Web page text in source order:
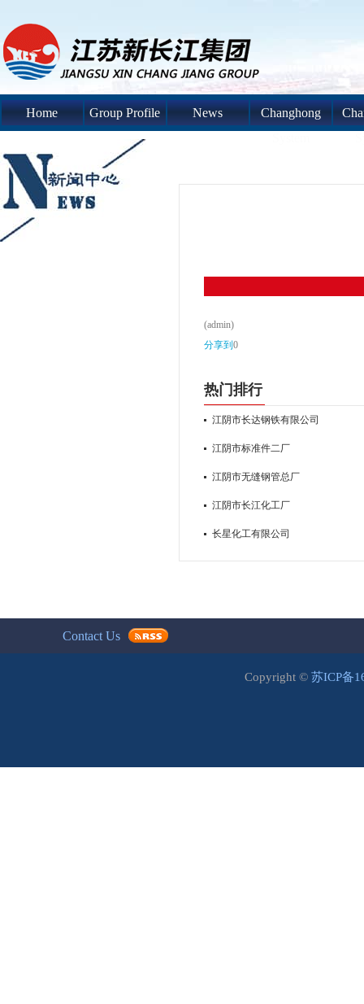
Home Group Profile News
Changhong
(admin)
分享到 0
热门排行
江阴市长达钢铁有限公司
江阴市标准件二厂
江阴市无缝钢管总厂
江阴市长江化工厂
长星化工有限公司
Contact Us
Copyright © 苏ICP备